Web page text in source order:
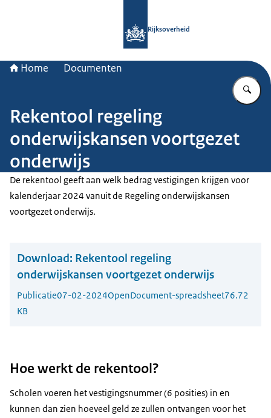
Rijksoverheid
Home Documenten
Rekentool regeling
onderwijskansen voortgezet
onderwijs
De rekentool geeft aan welk bedrag vestigingen krijgen voor
kalenderjaar 2024 vanuit de Regeling onderwijskansen
voortgezet onderwijs.
Download: Rekentool regeling
onderwijskansen voortgezet onderwijs
Publicatie07-02-2024OpenDocument-spreadsheet76.72
KB
Hoe werkt de rekentool?
Scholen voeren het vestigingsnummer (6 posities) in en
kunnen dan zien hoeveel geld ze zullen ontvangen voor het